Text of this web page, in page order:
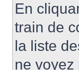
En
train de
la liste
ne